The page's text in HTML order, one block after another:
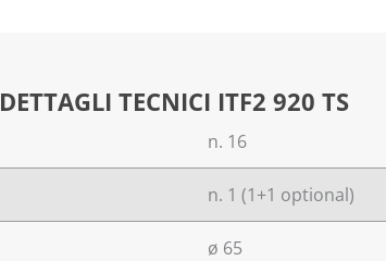
DETTAGLI TECNICI ITF2 920 TS
n. 16
n. 1 (1+1 optional)
ø 65